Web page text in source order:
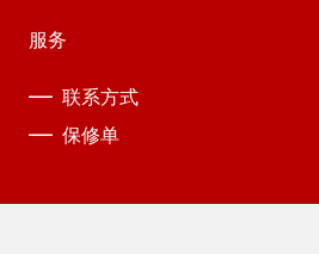
服务
联系方式
保修单